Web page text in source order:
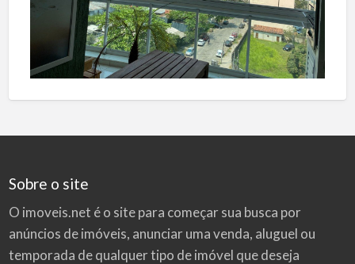
Sobre o site
O imoveis.net é o site para começar sua busca por
anúncios de imóveis, anunciar uma venda, aluguel ou
temporada de qualquer tipo de imóvel que deseja